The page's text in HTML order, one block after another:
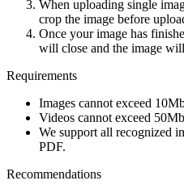
When uploading single
crop the image before
Once your image has
will close and the image
Requirements
Images cannot exceed
Videos cannot exceed
We support all recognized
PDF.
Recommendations